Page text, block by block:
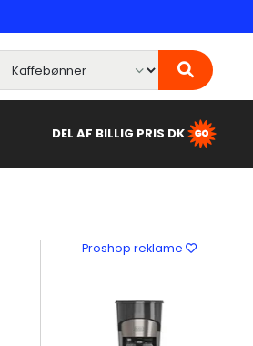
DEL AF BILLIG PRIS DK
Proshop reklame